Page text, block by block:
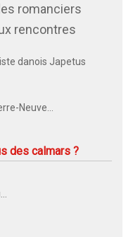
romanciers
rencontres
danois Japetus
Neuve…
des calmars ?